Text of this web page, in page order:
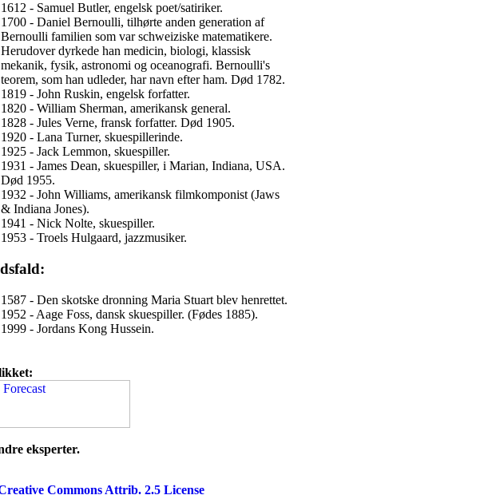
1612 - Samuel Butler, engelsk poet/satiriker.
1700 - Daniel Bernoulli, tilhørte anden generation af
Bernoulli familien som var schweiziske matematikere.
Herudover dyrkede han medicin, biologi, klassisk
mekanik, fysik, astronomi og oceanografi. Bernoulli's
teorem, som han udleder, har navn efter ham. Død 1782.
1819 - John Ruskin, engelsk forfatter.
1820 - William Sherman, amerikansk general.
1828 - Jules Verne, fransk forfatter. Død 1905.
1920 - Lana Turner, skuespillerinde.
1925 - Jack Lemmon, skuespiller.
1931 - James Dean, skuespiller, i Marian, Indiana, USA.
Død 1955.
1932 - John Williams, amerikansk filmkomponist (Jaws
& Indiana Jones).
1941 - Nick Nolte, skuespiller.
1953 - Troels Hulgaard, jazzmusiker.
1587 - Den skotske dronning Maria Stuart blev henrettet.
1952 - Aage Foss, dansk skuespiller. (Fødes 1885).
1999 - Jordans Kong Hussein.
eksperter.
Commons Attrib. 2.5 License